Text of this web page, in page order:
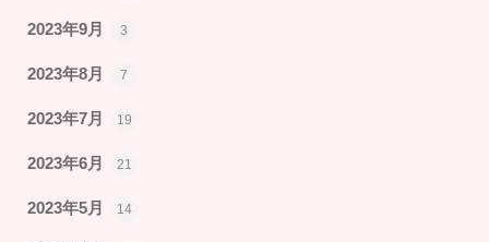
2023年9月 3
2023年8月 7
2023年7月 19
2023年6月 21
2023年5月 14